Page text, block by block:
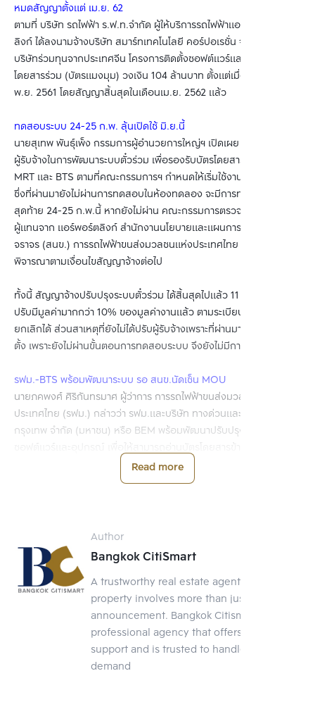
หมดสัญญาตั้งแต่ เม.ย. 62
ตามที่ บริษัท รถไฟฟ้า ร.ฟ.ท.จำกัด ผู้ให้บริการรถไฟฟ้าแอร์พอร์ตเรล
ลิงก์ ได้ลงนามจ้างบริษัท สมาร์ทเทคโนโลยี คอร์ปอเรชั่น จำกัด ซึ่งเป็น
บริษัทร่วมทุนจากประเทศจีน โครงการติดตั้งซอฟต์แวร์และหัวอ่านบัตร
โดยสารร่วม (บัตรแมงมุม) วงเงิน 104 ล้านบาท ตั้งแต่เมื่อช่วงเดือน
พ.ย. 2561 โดยสัญญาสิ้นสุดในเดือนเม.ย. 2562 แล้ว
ทดสอบระบบ 24-25 ก.พ. ลุ้นเปิดใช้ มิ.ย.นี้
นายสุเทพ พันธุ์เพ็ง กรรมการผู้อำนวยการใหญ่ฯ เปิดเผย ขณะนี้ได้เร่งรัด
ผู้รับจ้างในการพัฒนาระบบตั๋วร่วม เพื่อรองรับบัตรโดยสารของรถไฟฟ้า
MRT และ BTS ตามที่คณะกรรมการฯ กำหนดให้เริ่มใช้งานเดือน มิ.ย. นี้
ซึ่งที่ผ่านมายังไม่ผ่านการทดสอบในห้องทดลอง จะมีการทดสอบครั้ง
สุดท้าย 24-25 ก.พ.นี้ หากยังไม่ผ่าน คณะกรรมการตรวจการจ้างฯ ซึ่งมี
ผู้แทนจาก แอร์พอร์ตลิงก์ สำนักงานนโยบายและแผนการขนส่งและ
จราจร (สนข.) การรถไฟฟ้าขนส่งมวลชนแห่งประเทศไทย (รฟม.) จะ
พิจารณาตามเงื่อนไขสัญญาจ้างต่อไป
ทั้งนี้ สัญญาจ้างปรับปรุงระบบตั๋วร่วม ได้สิ้นสุดไปแล้ว 11 เดือน ซึ่งค่า
ปรับมีมูลค่ามากกว่า 10% ของมูลค่างานแล้ว ตามระเบียบสามารถ
ยกเลิกได้ ส่วนสาเหตุที่ยังไม่ได้ปรับผู้รับจ้างเพราะที่ผ่านมายังไม่ได้เริ่มติด
ตั้ง เพราะยังไม่ผ่านขั้นตอนการทดสอบระบบ จึงยังไม่มีการจ่ายค่าจ้าง
รฟม.-BTS พร้อมพัฒนาระบบ รอ สนข.นัดเซ็น MOU
นายภคพงศ์ ศิริกันทรมาศ ผู้ว่าการ การรถไฟฟ้าขนส่งมวลชนแห่ง
ประเทศไทย (รฟม.) กล่าวว่า รฟม.และบริษัท ทางด่วนและรถไฟฟ้า
กรุงเทพ จำกัด (มหาชน) หรือ BEM พร้อมพัฒนาปรับปรุงระบบ
บัตร ในรูปแบบ Interoperability โดยอยู่ระหว่างทำข้อตกลง (MOU)
ร่วมกันทั้ง รฟม., BEM และกรุงเทพมหานคร (กทม.) และบริษัท ระบบ
โดย: ผู้จัดการออนไลน์
ติดตามอัพเดทข่าวสารในวงการอสังหาฯ ทั้งหมดได้ที่
https://www.bkkcitismart.com/ข่าว
#BangkokCitiSmart
Read more
Author
Bangkok CitiSmart
A trustworthy real estate agent Selling a
property involves more than just posting an
announcement. Bangkok Citismart is a
professional agency that offers full-service
support and is trusted to handle your
demand